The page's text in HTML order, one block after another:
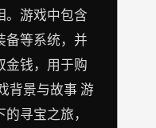
。游戏中包含
备等系统，并
金钱，用于购
背景与故事 游
寻宝之旅，